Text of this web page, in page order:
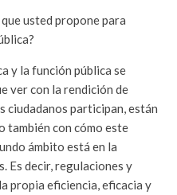
usted propone para
y la función pública se
ver con la rendición de
ciudadanos participan, están
también con cómo este
ámbito está en la
Es decir, regulaciones y
propia eficiencia, eficacia y